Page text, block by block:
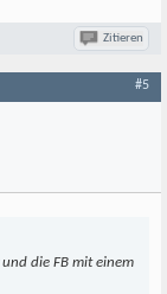
Zitieren
#5
die FB mit einem